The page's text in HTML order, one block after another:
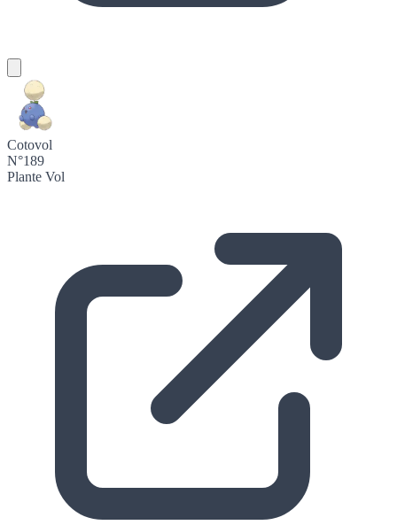
Cotovol
N°189
Plante Vol